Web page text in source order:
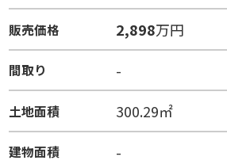
販売価格 2,898万円
間取り -
土地面積 300.29㎡
建物面積 -